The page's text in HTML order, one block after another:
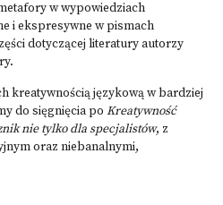
w wypowiedziach
i ekspresywne w pismach
dotyczącej literatury autorzy
kreatywnością językową w bardziej
do sięgnięcia po Kreatywność
nie tylko dla specjalistów, z
oraz niebanalnymi,